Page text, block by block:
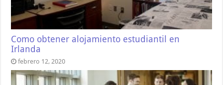
Como obtener alojamiento estudiantil en
Irlanda
febrero 12, 2020